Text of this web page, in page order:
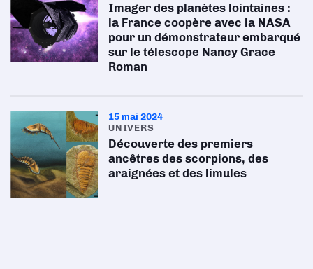
Imager des planètes lointaines :
la France coopère avec la NASA
pour un démonstrateur embarqué
sur le télescope Nancy Grace
Roman
15 mai 2024
UNIVERS
Découverte des premiers
ancêtres des scorpions, des
araignées et des limules